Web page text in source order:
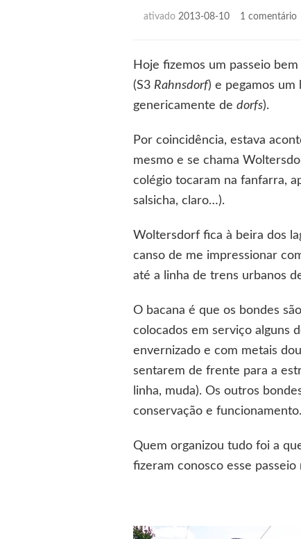
ativado 2013-08-10 1 comentário
Hoje fizemos um passeio
(S3 Rahnsdorf) e pegamos um
genericamente de dorfs).
Por coincidência, estava
mesmo e se chama
colégio tocaram na fanfarra,
salsicha, claro…).
Woltersdorf fica à beira dos
canso de me impressionar
até a linha de trens urbanos
O bacana é que os bondes
colocados em serviço alguns
envernizado e com metais
sentarem de frente para a
linha, muda). Os outros
conservação e funcionamento.
Quem organizou tudo foi a
fizeram conosco esse